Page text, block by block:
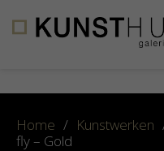
Home / Kunstwerken
fly – Gold